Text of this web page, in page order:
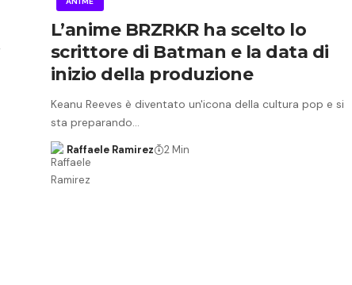
L’anime BRZRKR ha scelto lo
scrittore di Batman e la data di
inizio della produzione
Keanu Reeves è diventato un'icona della cultura pop e si
sta preparando…
Raffaele Ramirez 2 Min